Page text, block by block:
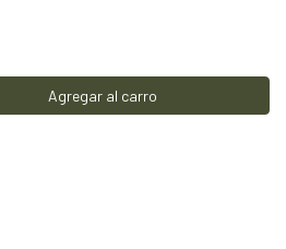
Agregar al carro